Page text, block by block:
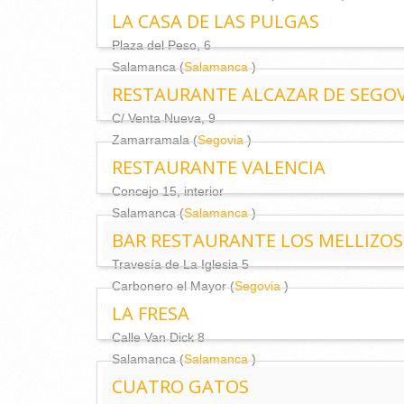
LA CASA DE LAS PULGAS
Plaza del Peso, 6
Salamanca (Salamanca )
RESTAURANTE ALCAZAR DE
C/ Venta Nueva, 9
Zamarramala (Segovia )
RESTAURANTE VALENCIA
Concejo 15, interior
Salamanca (Salamanca )
BAR RESTAURANTE LOS MELLIZOS
Travesía de La Iglesia 5
Carbonero el Mayor (Segovia )
LA FRESA
Calle Van Dick 8
Salamanca (Salamanca )
CUATRO GATOS